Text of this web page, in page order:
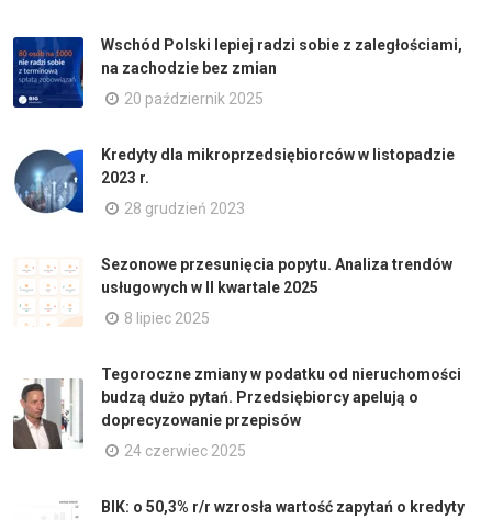
Wschód Polski lepiej radzi sobie z zaległościami,
na zachodzie bez zmian
20 październik 2025
Kredyty dla mikroprzedsiębiorców w listopadzie
2023 r.
28 grudzień 2023
Sezonowe przesunięcia popytu. Analiza trendów
usługowych w II kwartale 2025
8 lipiec 2025
Tegoroczne zmiany w podatku od nieruchomości
budzą dużo pytań. Przedsiębiorcy apelują o
doprecyzowanie przepisów
24 czerwiec 2025
BIK: o 50,3% r/r wzrosła wartość zapytań o kredyty